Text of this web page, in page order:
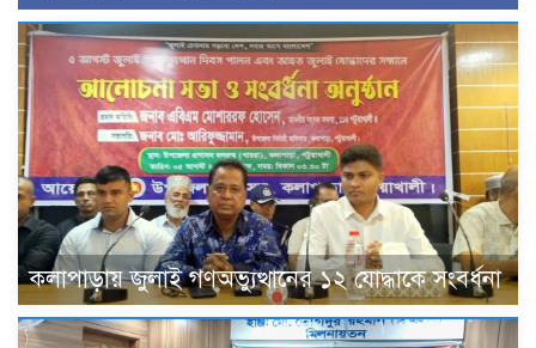
কলাপাড়ায় জুলাই গণঅভ্যুত্থানের ১২ যোদ্ধাকে সংবর্ধনা